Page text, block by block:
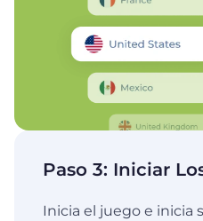
Paso 3: Iniciar
Inicia el juego e inicia